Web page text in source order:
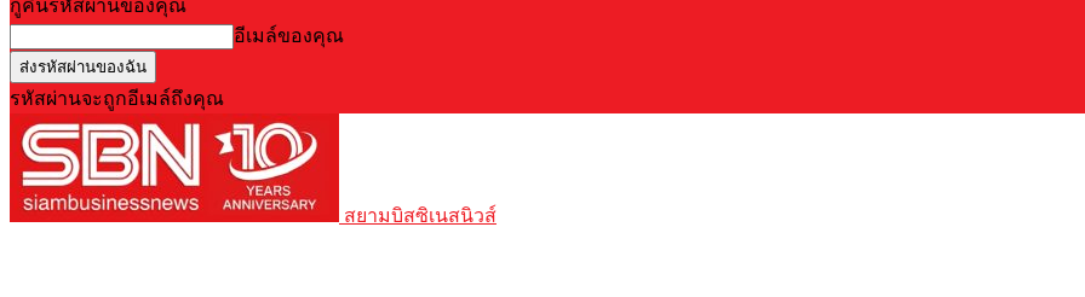
กู้คืนรหัสผ่านของคุณ
อีเมล์ของคุณ
รหัสผ่านจะถูกอีเมล์ถึงคุณ
สยามบิสซิเนสนิวส์